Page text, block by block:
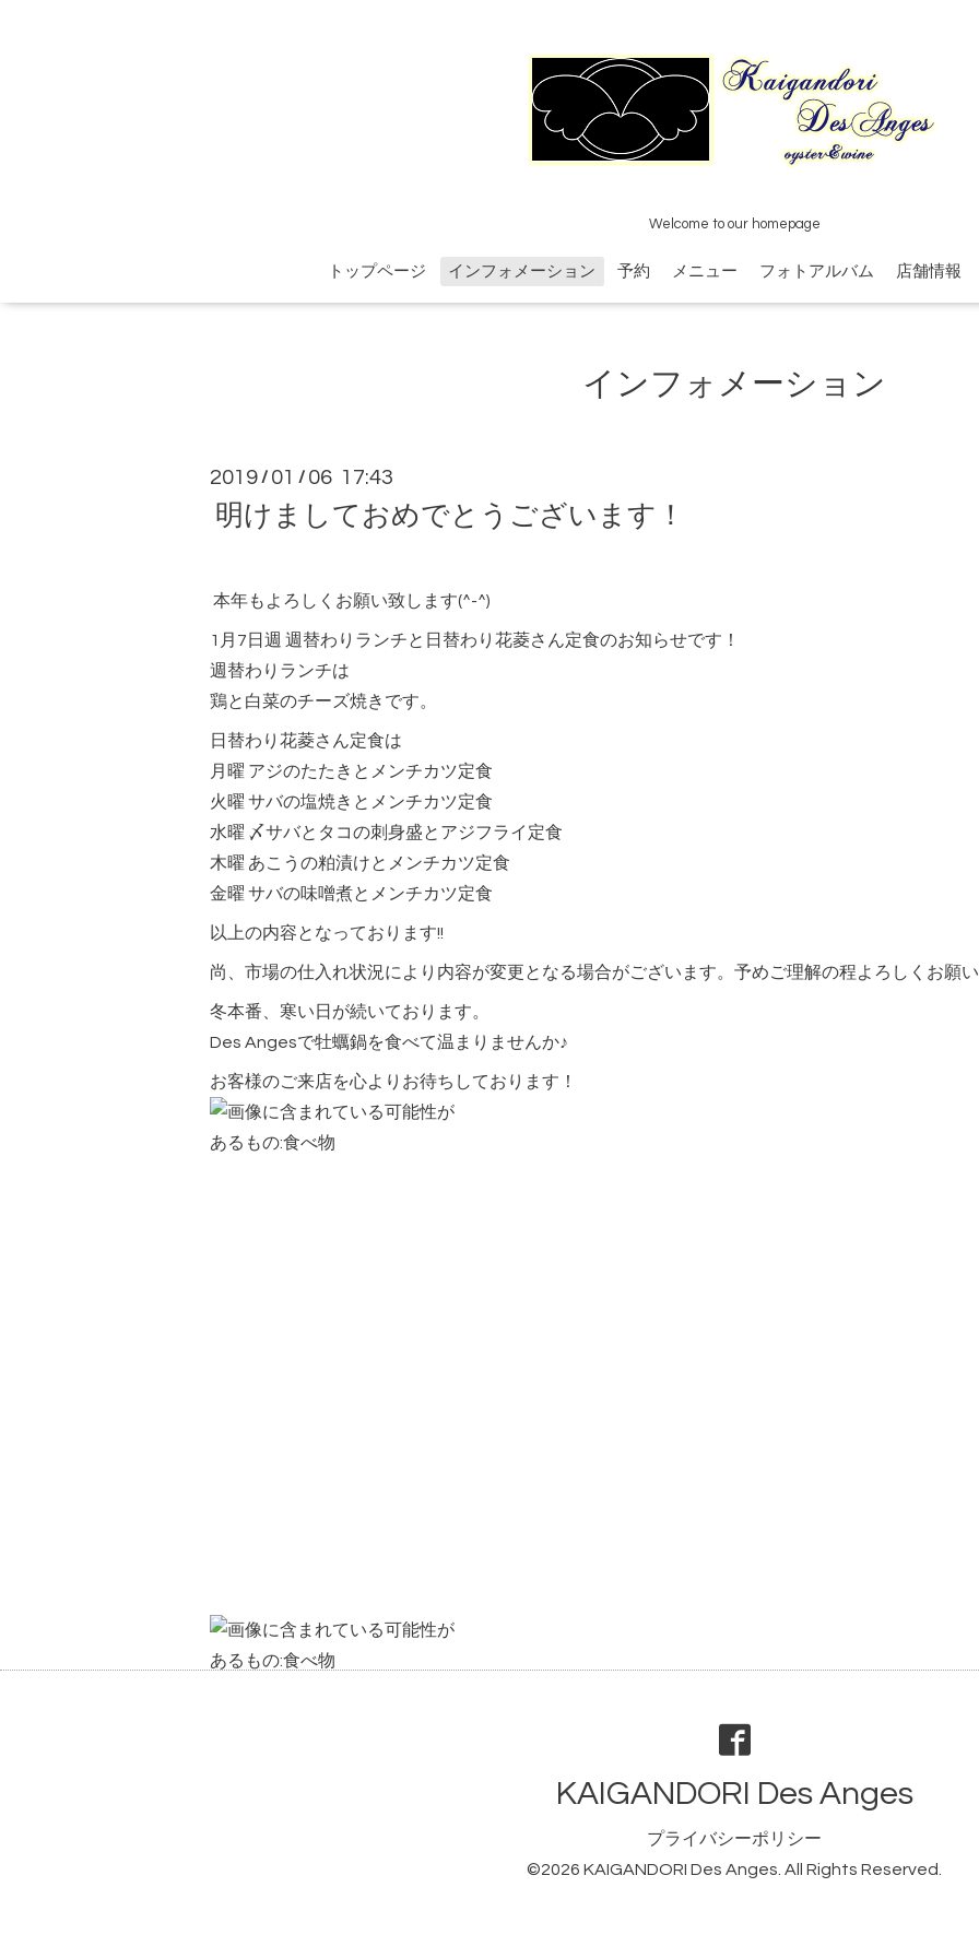
Welcome to our homepage
トップページ インフォメーション 予約 メニュー フォトアルバム 店舗情報
インフォメーション
2019 / 01 / 06 17:43
明けましておめでとうございます！
本年もよろしくお願い致します(^-^)
1月7日週 週替わりランチと日替わり花菱さん定食のお知らせです！
週替わりランチは
鶏と白菜のチーズ焼きです。
日替わり花菱さん定食は
月曜 アジのたたきとメンチカツ定食
火曜 サバの塩焼きとメンチカツ定食
水曜 〆サバとタコの刺身盛とアジフライ定食
木曜 あこうの粕漬けとメンチカツ定食
金曜 サバの味噌煮とメンチカツ定食
以上の内容となっております!!
尚、市場の仕入れ状況により内容が変更となる場合がございます。予めご理解の程よろしくお願い
冬本番、寒い日が続いております。
Des Angesで牡蠣鍋を食べて温まりませんか♪
お客様のご来店を心よりお待ちしております！
KAIGANDORI Des Anges
プライバシーポリシー
©2026 KAIGANDORI Des Anges. All Rights Reserved.